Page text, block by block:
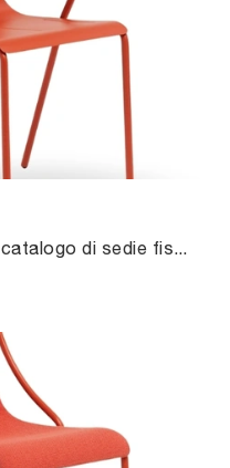
Clicca per scoprire un ricco catalogo di sedie fisse per stanze design: il modello Ola Metallo di Midj ti sta aspettando!